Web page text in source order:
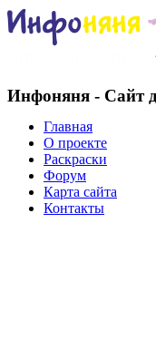
Инфоняня - Сайт
Главная
О проекте
Раскраски
Форум
Карта сайта
Контакты